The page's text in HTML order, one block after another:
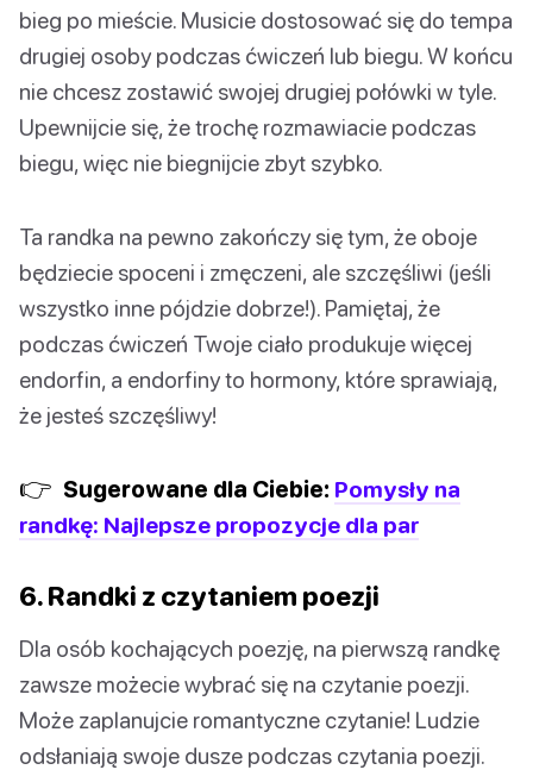
bieg po mieście. Musicie dostosować się do tempa
drugiej osoby podczas ćwiczeń lub biegu. W końcu
nie chcesz zostawić swojej drugiej połówki w tyle.
Upewnijcie się, że trochę rozmawiacie podczas
biegu, więc nie biegnijcie zbyt szybko.
Ta randka na pewno zakończy się tym, że oboje
będziecie spoceni i zmęczeni, ale szczęśliwi (jeśli
wszystko inne pójdzie dobrze!). Pamiętaj, że
podczas ćwiczeń Twoje ciało produkuje więcej
endorfin, a endorfiny to hormony, które sprawiają,
że jesteś szczęśliwy!
👉 Sugerowane dla Ciebie: Pomysły na
randkę: Najlepsze propozycje dla par
6. Randki z czytaniem poezji
Dla osób kochających poezję, na pierwszą randkę
zawsze możecie wybrać się na czytanie poezji.
Może zaplanujcie romantyczne czytanie! Ludzie
odsłaniają swoje dusze podczas czytania poezji.